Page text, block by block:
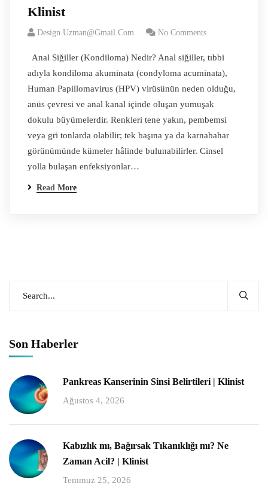
Klinist
Design.uzman@gmail.com No Comments
Anal Siğiller (Kondiloma) Nedir? Anal siğiller, tıbbi
adıyla kondiloma akuminata (condyloma acuminata),
Human Papillomavirus (HPV) virüsünün neden olduğu,
anüs çevresi ve anal kanal içinde oluşan yumuşak
dokulu büyümelerdir. Renkleri tene yakın, pembemsi
veya gri tonlarda olabilir; tek başına ya da karnabahar
görünümünde kümeler hâlinde bulunabilirler. Cinsel
yolla bulaşan enfeksiyonlar…
Read More
Son Haberler
Pankreas Kanserinin Sinsi Belirtileri | Klinist
Ağustos 4, 2026
Kabızlık mı, Bağırsak Tıkanıklığı mı? Ne
Zaman Acil? | Klinist
Temmuz 25, 2026